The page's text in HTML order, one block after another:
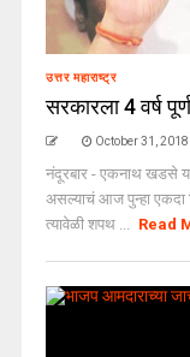
उत्तर महाराष्ट्र
सरकारला 4 वर्ष
October 31, 2018
नंदूरबार - एकनाथ खडसे
असल्याचं आज पुन्हा एकदा
त्यावेळी शपथ ... Read